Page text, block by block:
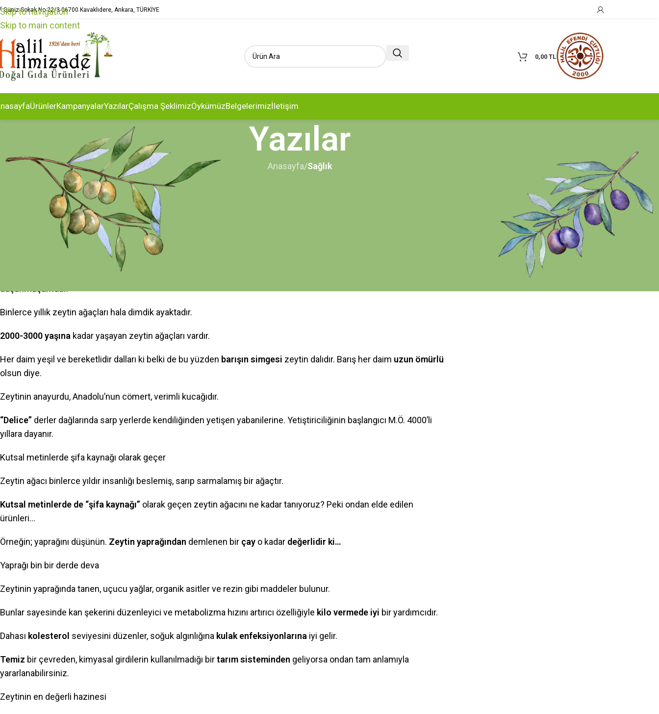
Skip to navigation
Skip to main content
Güniz Sokak No:22/3 06700 Kavaklıdere, Ankara, TÜRKİYE
0,00 TL
ÜrünlerKampanyalarYazılarÇalışma ŞeklimizÖykümüzBelgelerimizİletişim
Yazılar
Anasayfa/Sağlık
Sonsuz Bir Hayat Mümkün mü?
Ziraat Yüksek Müh. Kamil Karataş Yazdı:
Tarihte pek çok masal sonsuz yaşamın sırrını arayan insanları anlatır.
Sonsuz yaşam mümkün müdür bilinmez, ama sonsuz yaşamın
Binlerce yıllık zeytin ağaçları hala dimdik ayaktadır.
2000-3000 yaşına kadar yaşayan zeytin ağaçları vardır.
Her daim yeşil ve bereketlidir dalları ki belki de bu yüzden barışın simgesi zeytin dalıdır. Barış her daim uzun ömürlü
olsun diye.
Zeytinin anayurdu, Anadolu’nun cömert, verimli kucağıdır.
“Delice” derler dağlarında sarp yerlerde kendiliğinden yetişen yabanilerine. Yetiştiriciliğinin başlangıcı M.Ö. 4000’li
yıllara dayanır.
Kutsal metinlerde şifa kaynağı olarak geçer
Zeytin ağacı binlerce yıldır insanlığı beslemiş, sarıp sarmalamış bir ağaçtır.
Kutsal metinlerde de “şifa kaynağı” olarak geçen zeytin ağacını ne kadar tanıyoruz? Peki ondan elde edilen
ürünleri…
Örneğin; yaprağını düşünün. Zeytin yaprağından demlenen bir çay o kadar değerlidir ki…
Yaprağı bin bir derde deva
Zeytinin yaprağında tanen, uçucu yağlar, organik asitler ve rezin gibi maddeler bulunur.
Bunlar sayesinde kan şekerini düzenleyici ve metabolizma hızını artırıcı özelliğiyle kilo vermede iyi bir yardımcıdır.
Dahası kolesterol seviyesini düzenler, soğuk algınlığına kulak enfeksiyonlarına iyi gelir.
Temiz bir çevreden, kimyasal girdilerin kullanılmadığı birtarım sisteminden geliyorsa ondan tam anlamıyla
yararlanabilirsiniz.
Zeytinin en değerli hazinesi
Çiftliğimizden Haberler
Çiftlik Gezileri
Sektörden Haberler